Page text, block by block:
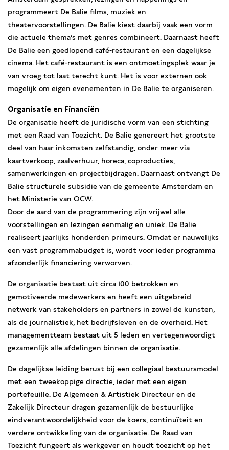
programmeert De Balie films, muziek en
theatervoorstellingen. De Balie kiest daarbij vaak een vorm
die actuele thema’s met genres combineert. Daarnaast heeft
De Balie een goedlopend café-restaurant en een dagelijkse
cinema. Het café-restaurant is een ontmoetingsplek waar je
van vroeg tot laat terecht kunt. Het is voor externen ook
mogelijk om eigen evenementen in De Balie te organiseren.
Organisatie en Financiën
De organisatie heeft de juridische vorm van een stichting
met een Raad van Toezicht. De Balie genereert het grootste
deel van haar inkomsten zelfstandig, onder meer via
kaartverkoop, zaalverhuur, horeca, coproducties,
samenwerkingen en projectbijdragen. Daarnaast ontvangt De
Balie structurele subsidie van de gemeente Amsterdam en
het Ministerie van OCW.
Door de aard van de programmering zijn vrijwel alle
voorstellingen en lezingen eenmalig en uniek. De Balie
realiseert jaarlijks honderden primeurs. Omdat er nauwelijks
een vast programmabudget is, wordt voor ieder programma
afzonderlijk financiering verworven.
De organisatie bestaat uit circa 100 betrokken en
gemotiveerde medewerkers en heeft een uitgebreid
netwerk van stakeholders en partners in zowel de kunsten,
als de journalistiek, het bedrijfsleven en de overheid. Het
managementteam bestaat uit 5 leden en vertegenwoordigt
gezamenlijk alle afdelingen binnen de organisatie.
De dagelijkse leiding berust bij een collegiaal bestuursmodel
met een tweekoppige directie, ieder met een eigen
portefeuille. De Algemeen & Artistiek Directeur en de
Zakelijk Directeur dragen gezamenlijk de bestuurlijke
eindverantwoordelijkheid voor de koers, continuïteit en
verdere ontwikkeling van de organisatie. De Raad van
Toezicht fungeert als werkgever en houdt toezicht op het